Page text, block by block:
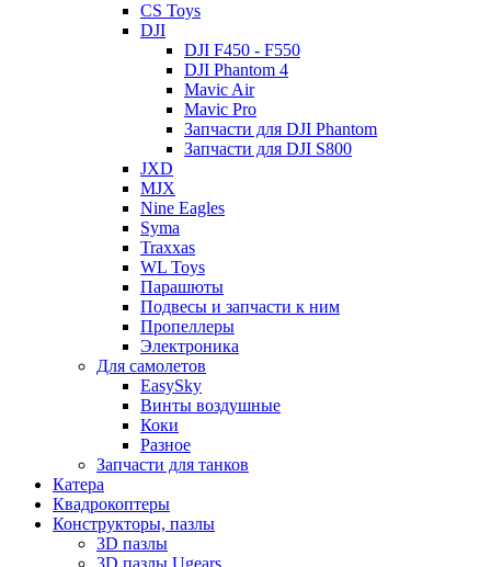
CS Toys
DJI
DJI F450 - F550
DJI Phantom 4
Mavic Air
Mavic Pro
Запчасти для DJI Phantom
Запчасти для DJI S800
JXD
MJX
Nine Eagles
Syma
Traxxas
WL Toys
Парашюты
Подвесы и запчасти к ним
Пропеллеры
Электроника
Для самолетов
EasySky
Винты воздушные
Коки
Разное
Запчасти для танков
Катера
Квадрокоптеры
Конструкторы, пазлы
3D пазлы
3D пазлы Ugears